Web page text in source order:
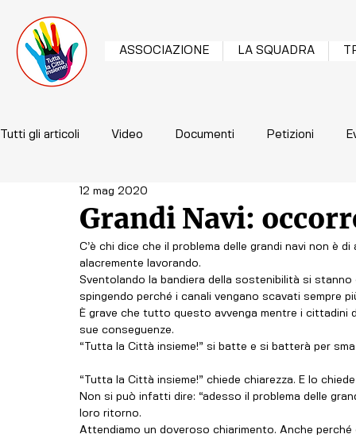
ASSOCIAZIONE LA SQUADRA
Tutti gli articoli Video Documenti Petizioni
Grandi Navi:
12 mag 2020
C’è chi dice che il problema delle grandi navi non è
alacremente lavorando.
Sventolando la bandiera della sostenibilità si
spingendo perché i canali vengano scavati sempre
È grave che tutto questo avvenga mentre i cittadini
sue conseguenze.
“Tutta la Città insieme!” si batte e si batterà per
“Tutta la Città insieme!” chiede chiarezza. E lo
Non si può infatti dire: “adesso il problema delle
loro ritorno.
Attendiamo un doveroso chiarimento. Anche